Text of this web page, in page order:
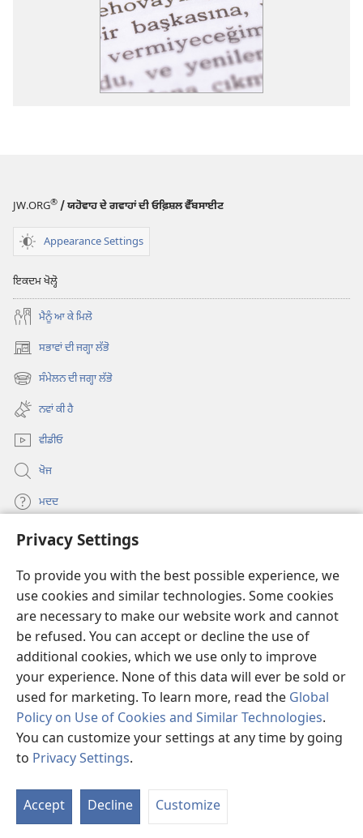
Privacy Settings
To provide you with the best possible experience, we
use cookies and similar technologies. Some cookies
are necessary to make our website work and cannot
be refused. You can accept or decline the use of
additional cookies, which we use only to improve
your experience. None of this data will ever be sold or
used for marketing. To learn more, read the Global
Policy on Use of Cookies and Similar Technologies.
You can customize your settings at any time by going
to Privacy Settings.
Accept Decline Customize
JW.ORG® / ਯਹੋਵਾਹ ਦੇ ਗਵਾਹਾਂ ਦੀ ਓਫ਼ਿਸ਼ਲ ਵੈੱਬਸਾਈਟ
Appearance Settings
ਇਕਦਮ ਖੋਲ੍ਹੋ
ਮੈਨੂੰ ਆ ਕੇ ਮਿਲੋ
ਸਭਾਵਾਂ ਦੀ ਜਗ੍ਹਾ ਲੱਭੋ
(opens
new ਸੰਮੇਲਨ ਦੀ ਜਗ੍ਹਾ ਲੱਭੋ
(opens
new
window)
ਨਵਾਂ ਕੀ ਹੈ
ਵੀਡੀਓ
ਖੋਜ
ਮਦਦ
ਦਾਨ
new
window)Watchtower ONLINE LIBRARY™
(opens
new
window)JW Hub
(opens
new
window)
®
Copyright © 2026 Watch Tower Bible and Tract Society of Pennsylvania.
ਵਰਤੋਂ ਦੀਆਂ ਸ਼ਰਤਾਂ